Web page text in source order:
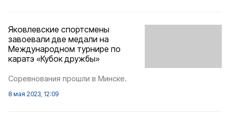
Яковлевские спортсмены
завоевали две медали на
Международном турнире по
каратэ «Кубок дружбы»
Соревнования прошли в Минске.
8 мая 2023, 12:09